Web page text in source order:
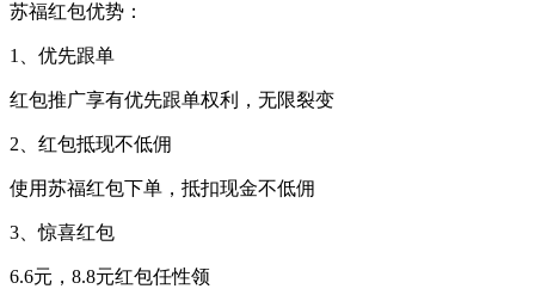
苏福红包优势：
1、优先跟单
红包推广享有优先跟单权利，无限裂变
2、红包抵现不低佣
使用苏福红包下单，抵扣现金不低佣
3、惊喜红包
6.6元，8.8元红包任性领